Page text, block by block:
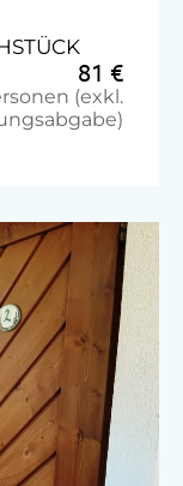
81 €
(exkl.